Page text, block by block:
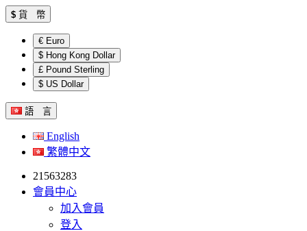
$ 貨 幣
€ Euro
$ Hong Kong Dollar
£ Pound Sterling
$ US Dollar
語 言
English
繁體中文
21563283
會員中心
加入會員
登入